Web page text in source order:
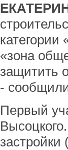
«зона
защитить
-
Первый
застройки